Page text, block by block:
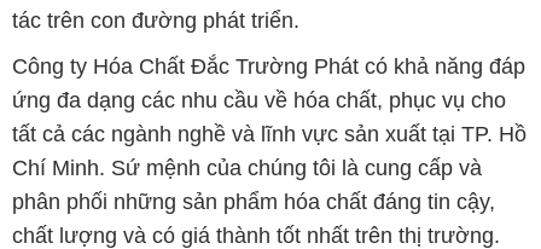
tác trên con đường phát triển.
Công ty Hóa Chất Đắc Trường Phát có khả năng đáp
ứng đa dạng các nhu cầu về hóa chất, phục vụ cho
tất cả các ngành nghề và lĩnh vực sản xuất tại TP. Hồ
Chí Minh. Sứ mệnh của chúng tôi là cung cấp và
phân phối những sản phẩm hóa chất đáng tin cậy,
chất lượng và có giá thành tốt nhất trên thị trường.